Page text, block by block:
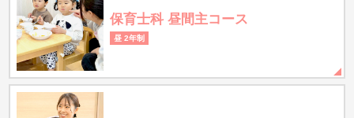
保育士科 昼間主コース
昼 2年制